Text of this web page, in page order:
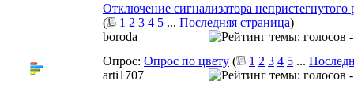
Отключение сигнализатора непристегнутого
(
1 2 3 4 5 ... Последняя страница)
boroda
Опрос: Опрос по цвету ( 1 2 3 4 5 ...
arti1707